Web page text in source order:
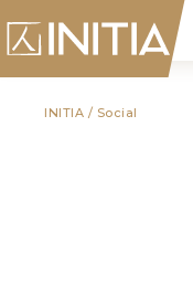
INITIA / Social